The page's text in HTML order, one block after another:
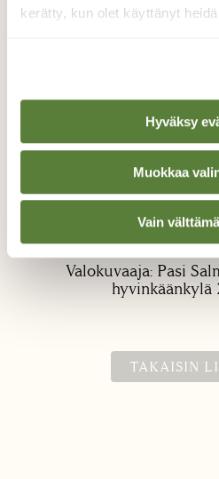
kerätty, kun olet käyttänyt
Hyväksy
Muokkaa
Vain
Luulin että
mukana mutta olikin
kiinnostunut
Valokuvaaja: Pasi
hyvinkäänkylä
TAKAISIN